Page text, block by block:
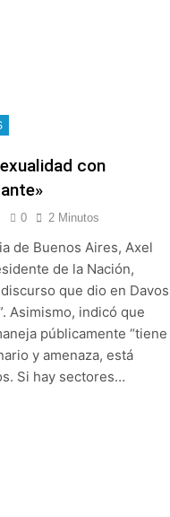
con
0 2 Minutos
de Buenos Aires, Axel
de la Nación,
que dio en Davos
Asimismo, indicó que
públicamente “tiene
y amenaza, está
Si hay sectores…